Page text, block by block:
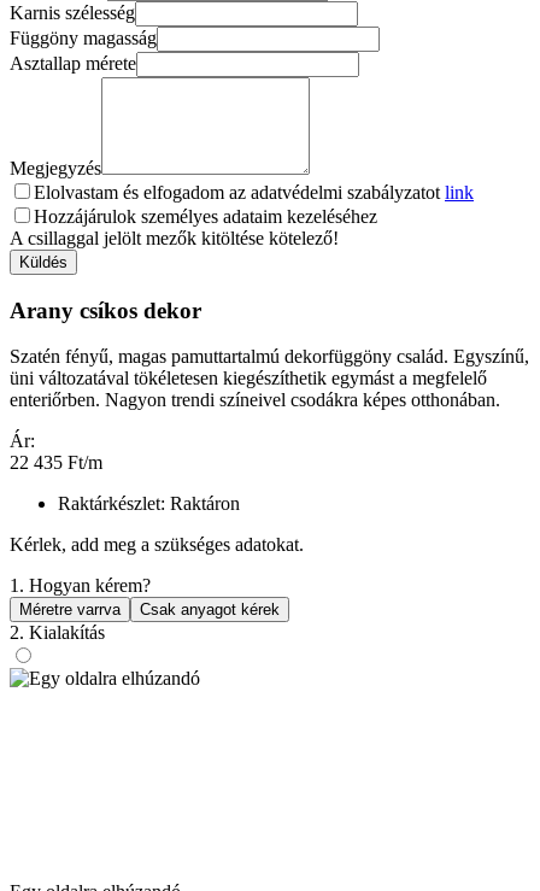
Karnis szélesség
Függöny magasság
Asztallap mérete
Megjegyzés
Elolvastam és elfogadom az adatvédelmi szabályzatot link
Hozzájárulok személyes adataim kezeléséhez
A csillaggal jelölt mezők kitöltése kötelező!
Küldés
Arany csíkos dekor
Szatén fényű, magas pamuttartalmú dekorfüggöny család. Egyszínű,
üni változatával tökéletesen kiegészíthetik egymást a megfelelő
enteriőrben. Nagyon trendi színeivel csodákra képes otthonában.
Ár:
22 435 Ft/m
Raktárkészlet: Raktáron
Kérlek, add meg a szükséges adatokat.
1. Hogyan kérem?
Méretre varrva Csak anyagot kérek
2. Kialakítás